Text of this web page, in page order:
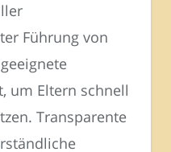
Führung von
um Eltern schnell
Transparente